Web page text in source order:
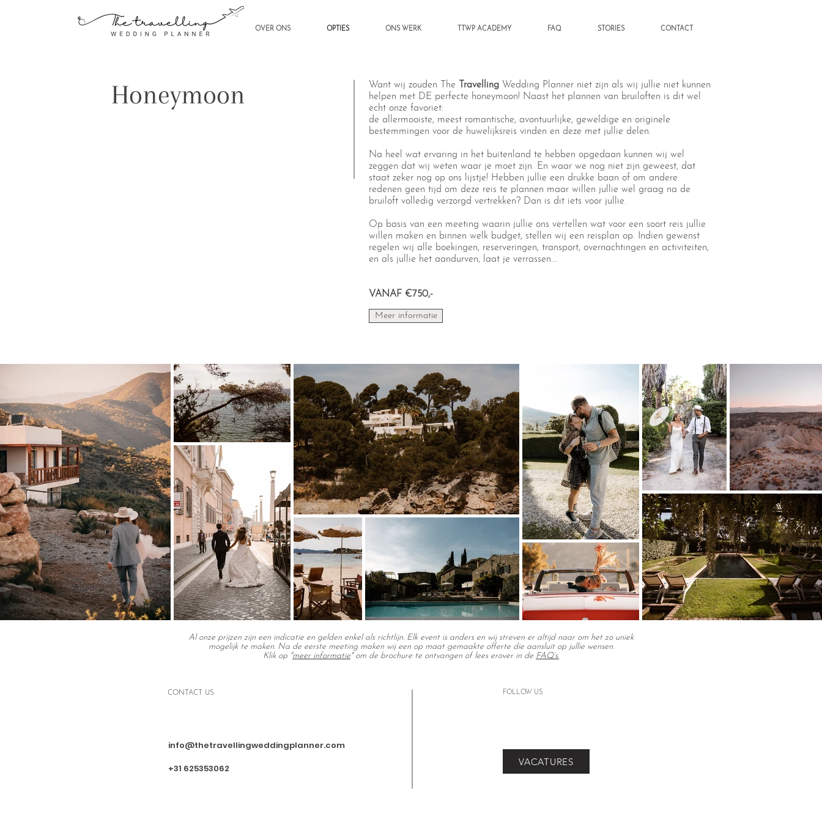
OVER ONS OPTIES ONS WERK TTWP ACADEMY FAQ STORIES CONTACT
Honeymoon Want wij zouden The Travelling Wedding Planner niet zijn als wij jullie niet kunnen
helpen met DE perfecte honeymoon! Naast het plannen van bruiloften is dit wel
echt onze favoriet:
de allermooiste, meest romantische, avontuurlijke, geweldige en originele
bestemmingen voor de huwelijksreis vinden en deze met jullie delen.
Na heel wat ervaring in het buitenland te hebben opgedaan kunnen wij wel
zeggen dat wij weten waar je moet zijn. En waar we nog niet zijn geweest, dat
staat zeker nog op ons lijstje! Hebben jullie een drukke baan of om andere
redenen geen tijd om deze reis te plannen maar willen jullie wel graag na de
bruiloft volledig verzorgd vertrekken? Dan is dit iets voor jullie.
Op basis van een meeting waarin jullie ons vertellen wat voor een soort reis jullie
willen maken en binnen welk budget, stellen wij een reisplan op. Indien gewenst
regelen wij alle boekingen, reserveringen, transport, overnachtingen en activiteiten,
en als jullie het aandurven, laat je verrassen….
VANAF €750,-
Meer informatie
Al onze prijzen zijn een indicatie en gelden enkel als richtlijn. Elk event is anders en wij streven er altijd naar om het zo uniek
mogelijk te maken. Na de eerste meeting maken wij een op maat gemaakte offerte die aansluit op jullie wensen.
Klik op "meer informatie" om de brochure te ontvangen of lees erover in de FAQ’s.
CONTACT US FOLLOW US
info@thetravellingweddingplanner.com
+31 625353062
VACATURES